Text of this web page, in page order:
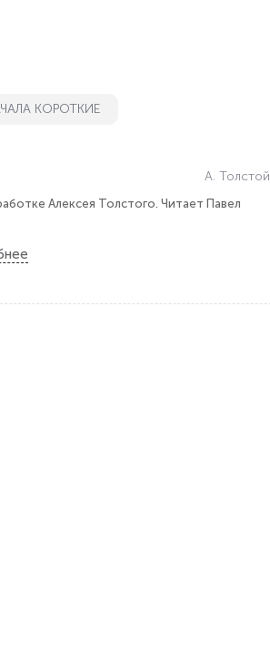
КОРОТКИЕ
А. Толстой
Алексея Толстого. Читает Павел